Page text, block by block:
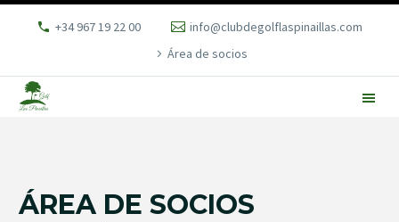
+34 967 19 22 00
info@clubdegolflaspinaillas.com
Área de socios
ÁREA DE SOCIOS